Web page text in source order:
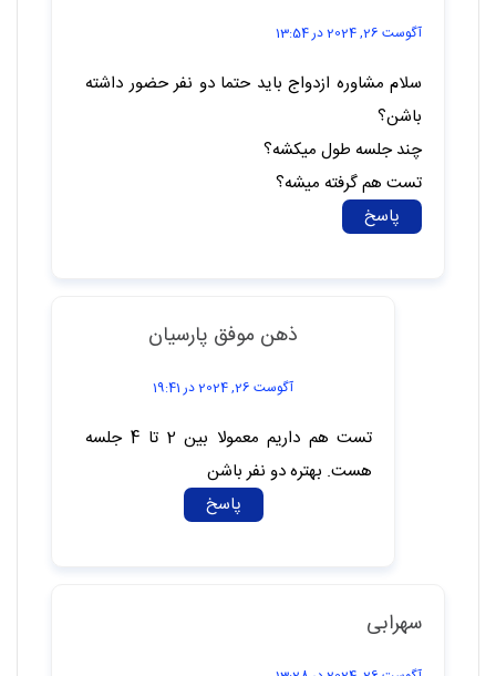
آگوست 26, 2024 در 13:54
سلام مشاوره ازدواج باید حتما دو نفر حضور داشته
باشن؟
چند جلسه طول میکشه؟
تست هم گرفته میشه؟
پاسخ
ذهن موفق پارسیان
آگوست 26, 2024 در 19:41
تست هم داریم معمولا بین 2 تا 4 جلسه
هست. بهتره دو نفر باشن
پاسخ
سهرابی